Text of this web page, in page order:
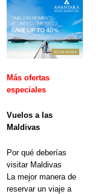
Más ofertas
especiales
Vuelos a las
Maldivas
Por qué deberías
visitar Maldivas
La mejor manera de
reservar un viaje a